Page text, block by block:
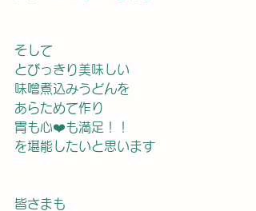
そして
とびっきり美味しい
味噌煮込みうどんを
あらためて作り
胃も心❤️も満足！！
を堪能したいと思います
皆さまも